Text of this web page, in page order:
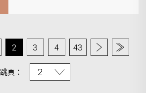
2 3 4 43
跳頁：